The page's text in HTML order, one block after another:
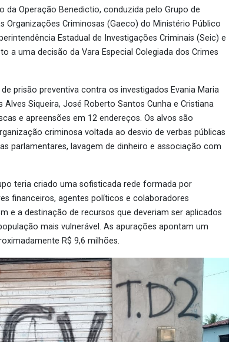
da Operação Benedictio, conduzida pelo Grupo de
Organizações Criminosas (Gaeco) do Ministério Público
Estadual de Investigações Criminais (Seic) e
a uma decisão da Vara Especial Colegiada dos Crimes
prisão preventiva contra os investigados Evania Maria
Alves Siqueira, José Roberto Santos Cunha e Cristiana
e apreensões em 12 endereços. Os alvos são
criminosa voltada ao desvio de verbas públicas
parlamentares, lavagem de dinheiro e associação com
teria criado uma sofisticada rede formada por
financeiros, agentes políticos e colaboradores
e a destinação de recursos que deveriam ser aplicados
mais vulnerável. As apurações apontam um
R$ 9,6 milhões.